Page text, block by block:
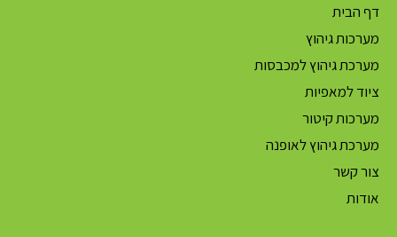
דף הבית
מערכות גיהוץ
מערכת גיהוץ למכבסות
ציוד למאפיות
מערכות קיטור
מערכת גיהוץ לאופנה
צור קשר
אודות